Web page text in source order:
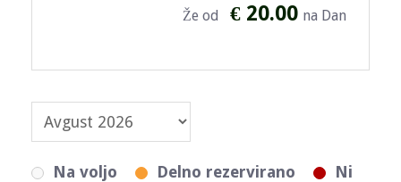
Že od € 20.00 na Dan
Na voljo Delno rezervirano
Ni